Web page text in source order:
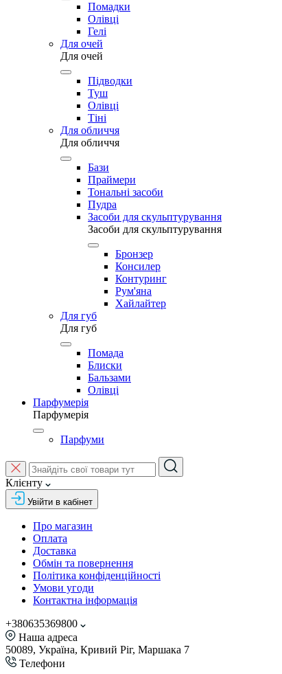
Помадки
Олівці
Гелі
Для очей
Для очей
Підводки
Туш
Олівці
Тіні
Для обличчя
Для обличчя
Бази
Праймери
Тональні засоби
Пудра
Засоби для скульптурування
Засоби для скульптурування
Бронзер
Консилер
Контуринг
Рум'яна
Хайлайтер
Для губ
Для губ
Помада
Блиски
Бальзами
Олівці
Парфумерія
Парфумерія
Парфуми
Клієнту
Увійти в кабінет
Про магазин
Оплата
Доставка
Обмін та повернення
Політика конфіденційності
Умови угоди
Контактна інформація
+380635369800
Наша адреса
50089, Україна, Кривий Ріг, Маршака 7
Телефони